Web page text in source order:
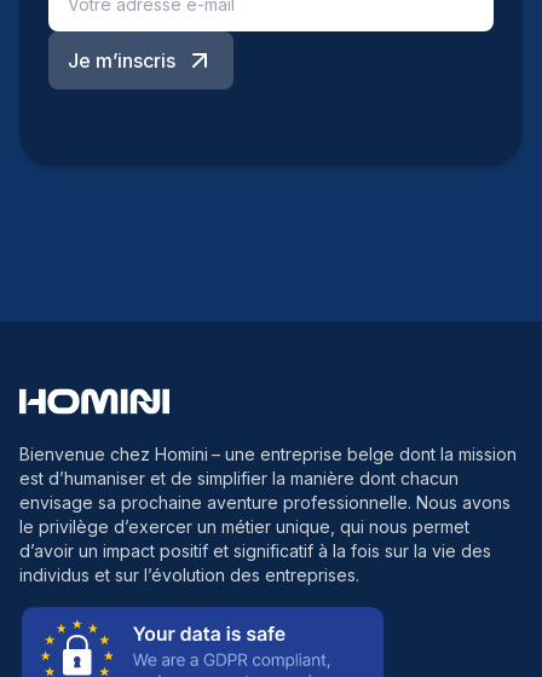
Je m’inscris
Bienvenue chez Homini – une entreprise belge dont la mission
est d’humaniser et de simplifier la manière dont chacun
envisage sa prochaine aventure professionnelle. Nous avons
le privilège d’exercer un métier unique, qui nous permet
d’avoir un impact positif et significatif à la fois sur la vie des
individus et sur l’évolution des entreprises.